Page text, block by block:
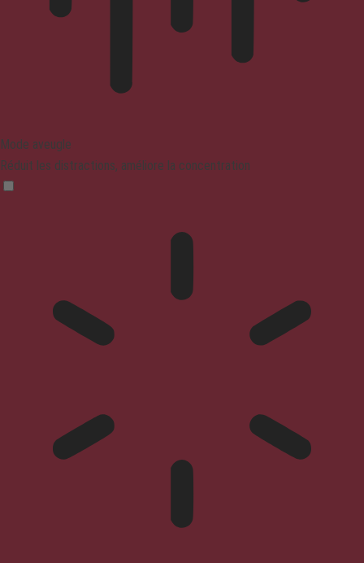
Mode aveugle
Réduit les distractions, améliore la concentration